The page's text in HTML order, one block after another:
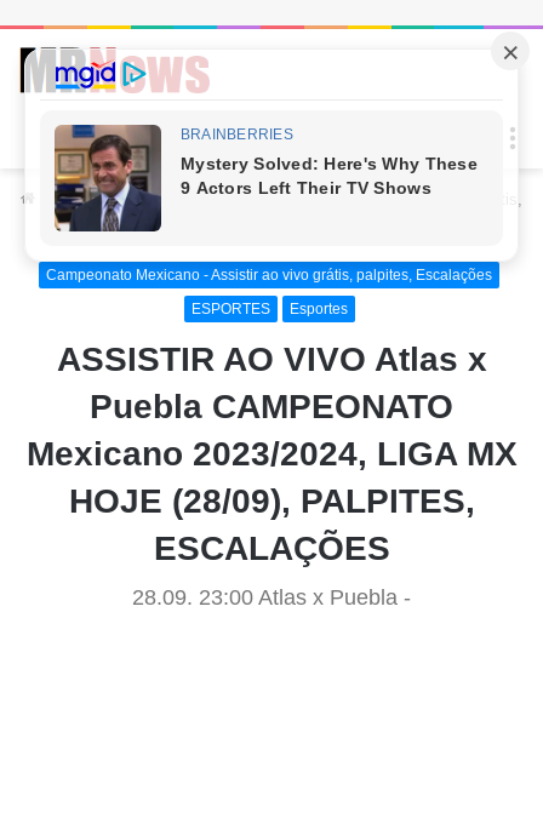
Início / ESPORTES / Campeonato Mexicano - Assistir ao vivo grátis,
Campeonato Mexicano - Assistir ao vivo grátis, palpites, Escalações
ESPORTES
Esportes
ASSISTIR AO VIVO Atlas x
Puebla CAMPEONATO
Mexicano 2023/2024, LIGA MX
HOJE (28/09), PALPITES,
ESCALAÇÕES
28.09. 23:00 Atlas x Puebla -